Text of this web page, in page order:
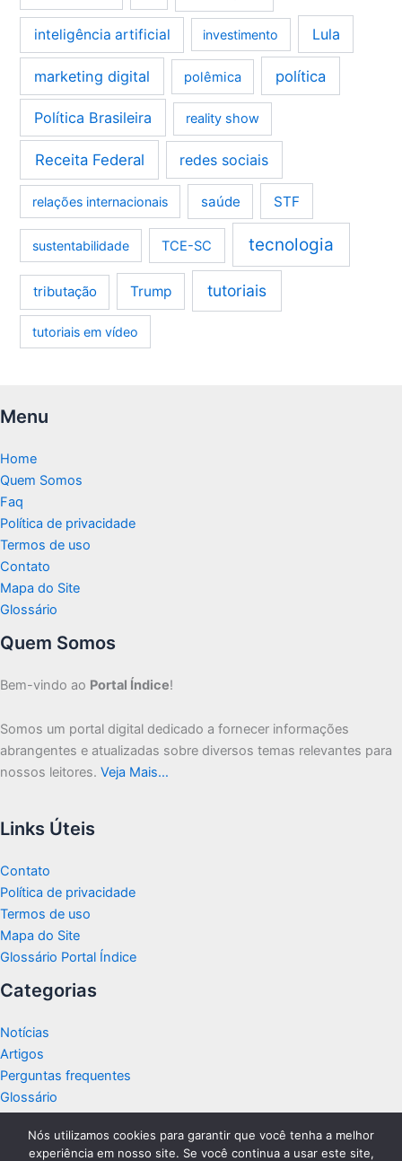
inteligência artificial investimento Lula
marketing digital polêmica política
Política Brasileira reality show
Receita Federal redes sociais
relações internacionais saúde STF
sustentabilidade TCE-SC tecnologia
tributação Trump tutoriais
tutoriais em vídeo
Menu
Home
Quem Somos
Faq
Política de privacidade
Termos de uso
Contato
Mapa do Site
Glossário
Quem Somos
Bem-vindo ao Portal Índice!
Somos um portal digital dedicado a fornecer informações
abrangentes e atualizadas sobre diversos temas relevantes para
nossos leitores. Veja Mais…
Links Úteis
Contato
Política de privacidade
Termos de uso
Mapa do Site
Glossário Portal Índice
Categorias
Notícias
Artigos
Perguntas frequentes
Glossário
Nós utilizamos cookies para garantir que você tenha a melhor
experiência em nosso site. Se você continua a usar este site,